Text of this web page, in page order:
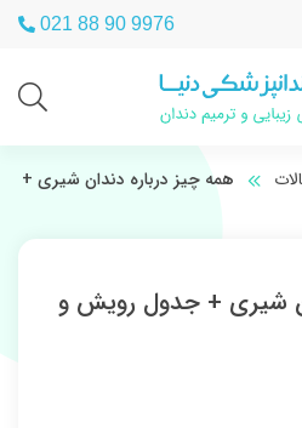
021 88 90 9976
همه چیز درباره دندان شیری +
شیری + جدول رویش و